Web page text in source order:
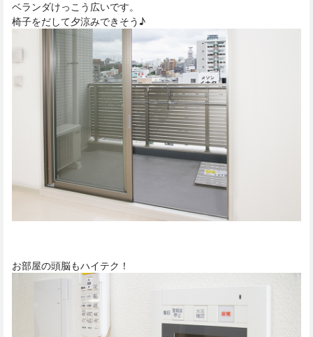
ベランダけっこう広いです。
椅子をだして夕涼みできそう♪
お部屋の頭脳もハイテク！